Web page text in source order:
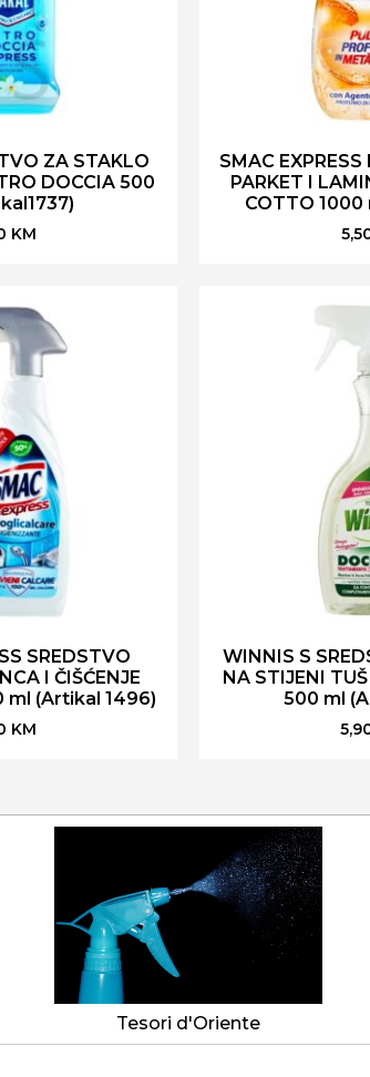
ZA STAKLO
DOCCIA 500
KM
SMAC
PARKET I
COTTO 1000
SREDSTVO
I ČIŠĆENJE
ml (Artikal 1496)
KM
WINNIS S
NA STIJENI
500 ml
Tesori d'Oriente